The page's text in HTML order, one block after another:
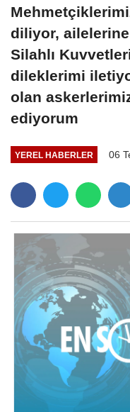
diliyor,
Silahlı
dileklerimi
olan
ediyorum
YEREL HABERLER 06